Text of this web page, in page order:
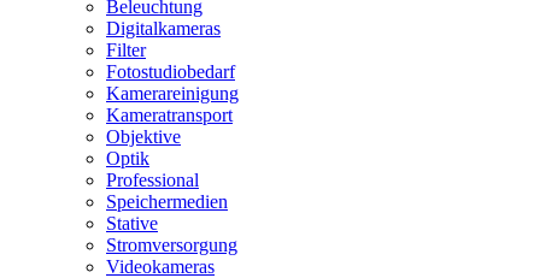
Beleuchtung
Digitalkameras
Filter
Fotostudiobedarf
Kamerareinigung
Kameratransport
Objektive
Optik
Professional
Speichermedien
Stative
Stromversorgung
Videokameras